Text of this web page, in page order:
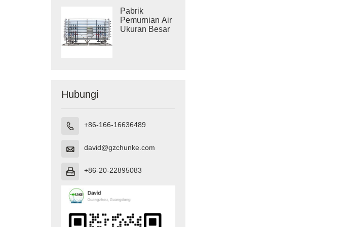
Pabrik
Pemurnian Air
Ukuran Besar
Hubungi
 +86-166-16636489
 david@gzchunke.com
 +86-20-22895083